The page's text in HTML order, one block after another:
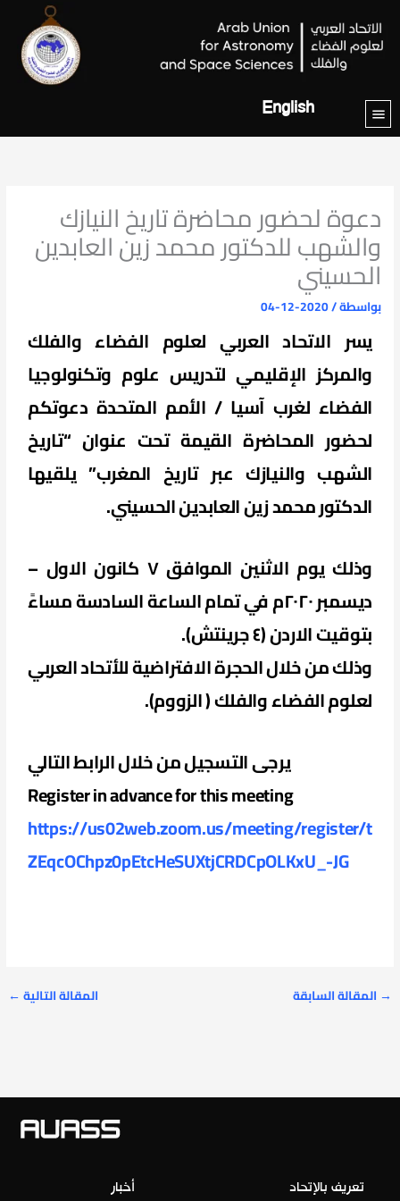
المحتوى
English
دعوة لحضور محاضرة تاريخ النيازك
والشهب للدكتور محمد زين العابدين
الحسيني
بواسطة/
2020-12-04
يسر الاتحاد العربي لعلوم الفضاء والفلك
والمركز الإقليمي لتدريس علوم وتكنولوجيا
الفضاء لغرب آسيا / الأمم المتحدة دعوتكم
لحضور المحاضرة القيمة تحت عنوان “تاريخ
الشهب والنيازك عبر تاريخ المغرب” يلقيها
الدكتور محمد زين العابدين الحسيني.
وذلك يوم الاثنين الموافق ٧ كانون الاول –
ديسمبر ٢٠٢٠م في تمام الساعة السادسة مساءً
بتوقيت الاردن (٤ جرينتش).
وذلك من خلال الحجرة الافتراضية للأتحاد العربي
لعلوم الفضاء والفلك ( الزووم).
يرجى التسجيل من خلال الرابط التالي
Register in advance for this meeting
https://us02web.zoom.us/meeting/register/t
ZEqcOChpz0pEtcHeSUXtjCRDCpOLKxU_-JG
→ المقالة السابقة المقالة التالية←
أخبار تعريف بالإتحاد